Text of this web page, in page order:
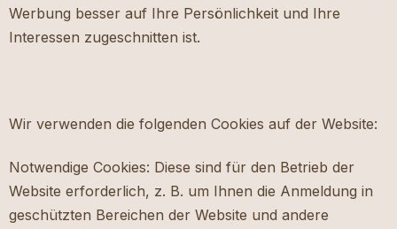
Werbung besser auf Ihre Persönlichkeit und Ihre
Interessen zugeschnitten ist.
Wir verwenden die folgenden Cookies auf der Website:
Notwendige Cookies: Diese sind für den Betrieb der
Website erforderlich, z. B. um Ihnen die Anmeldung in
geschützten Bereichen der Website und andere